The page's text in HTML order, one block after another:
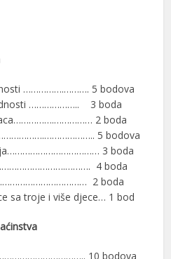
…………….………. 5 bodova
……………….. 3 boda
2 boda
……………….……………….. 5 bodova
3 boda
4 boda
2 boda
sa troje i više djece… 1 bod
10 bodova